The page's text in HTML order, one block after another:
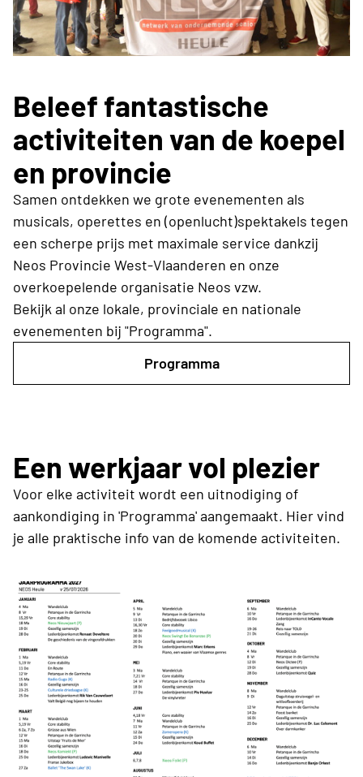
Beleef fantastische
activiteiten van de koepel
en provincie
Samen ontdekken we grote evenementen als
musicals, operettes en (openlucht)spektakels tegen
een scherpe prijs met maximale service dankzij
Neos Provincie West-Vlaanderen en onze
overkoepelende organisatie Neos vzw.
Bekijk al onze lokale, provinciale en nationale
evenementen bij "Programma".
Programma
Een werkjaar vol plezier
Voor elke activiteit wordt een uitnodiging of
aankondiging in 'Programma' aangemaakt. Hier vind
je alle praktische info van de komende activiteiten.